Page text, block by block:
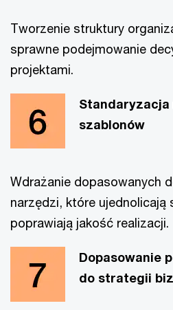
Tworzenie struktury
sprawne podejmowanie
projektami.
szablonów
Wdrażanie dopasowanych
narzędzi, które ujednolicają
poprawiają jakość realizacji.
Dopasowanie
do strategii